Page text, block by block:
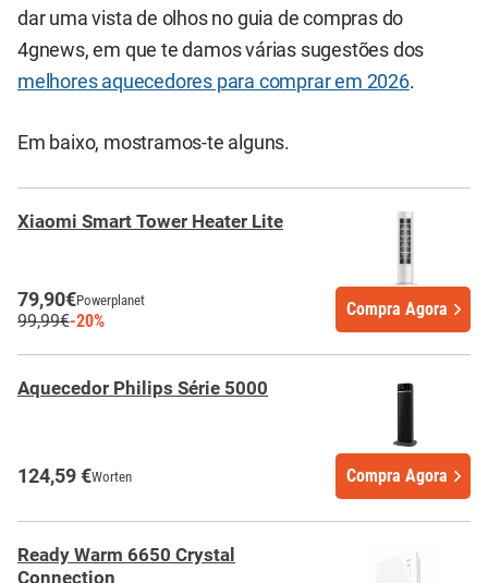
dar uma vista de olhos no guia de compras do
4gnews, em que te damos várias sugestões dos
melhores aquecedores para comprar em 2026.
Em baixo, mostramos-te alguns.
Xiaomi Smart Tower Heater Lite
79,90€Powerplanet
99,99€-20%
Compra Agora
Aquecedor Philips Série 5000
124,59 €Worten Compra Agora
Ready Warm 6650 Crystal
Connection